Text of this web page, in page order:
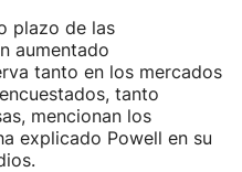
plazo de las
aumentado
tanto en los mercados
tanto
mencionan los
explicado Powell en su